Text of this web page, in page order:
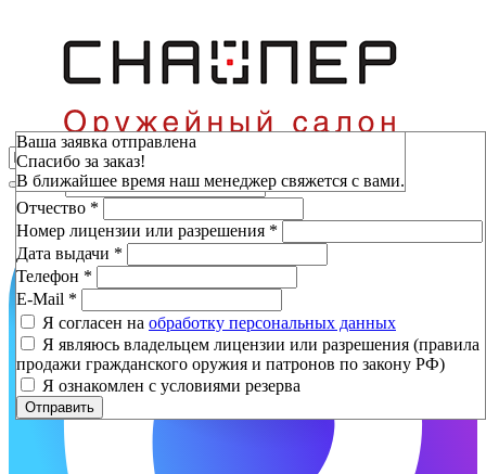
Зарезервировать
Фамилия*
Имя*
Отчество *
Номер лицензии или разрешения *
Дата выдачи *
Телефон *
E-Mail *
Я согласен на обработку персональных данных
Я являюсь владельцем лицензии или разрешения (правила
продажи гражданского оружия и патронов по закону РФ)
Я ознакомлен с условиями резерва
Отправить
Ваша заявка отправлена
Спасибо за заказ!
В ближайшее время наш менеджер свяжется с вами.